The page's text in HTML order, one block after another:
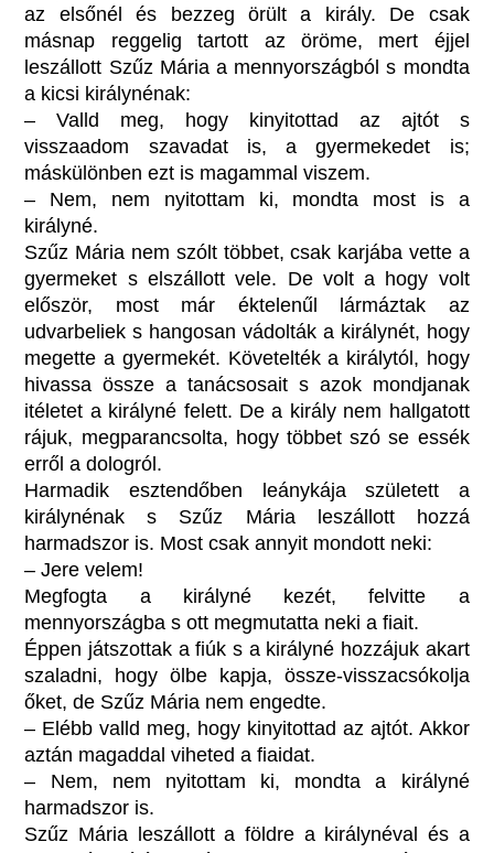
az elsőnél és bezzeg örült a király. De csak
másnap reggelig tartott az öröme, mert éjjel
leszállott Szűz Mária a mennyországból s mondta
a kicsi királynénak:
– Valld meg, hogy kinyitottad az ajtót s
visszaadom szavadat is, a gyermekedet is;
máskülönben ezt is magammal viszem.
– Nem, nem nyitottam ki, mondta most is a
királyné.
Szűz Mária nem szólt többet, csak karjába vette a
gyermeket s elszállott vele. De volt a hogy volt
először, most már éktelenűl lármáztak az
udvarbeliek s hangosan vádolták a királynét, hogy
megette a gyermekét. Követelték a királytól, hogy
hivassa össze a tanácsosait s azok mondjanak
itéletet a királyné felett. De a király nem hallgatott
rájuk, megparancsolta, hogy többet szó se essék
erről a dologról.
Harmadik esztendőben leánykája született a
királynénak s Szűz Mária leszállott hozzá
harmadszor is. Most csak annyit mondott neki:
– Jere velem!
Megfogta a királyné kezét, felvitte a
mennyországba s ott megmutatta neki a fiait.
Éppen játszottak a fiúk s a királyné hozzájuk akart
szaladni, hogy ölbe kapja, össze-visszacsókolja
őket, de Szűz Mária nem engedte.
– Elébb valld meg, hogy kinyitottad az ajtót. Akkor
aztán magaddal viheted a fiaidat.
– Nem, nem nyitottam ki, mondta a királyné
harmadszor is.
Szűz Mária leszállott a földre a királynéval és a